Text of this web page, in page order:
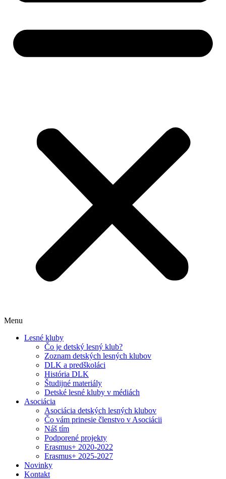
Menu
Lesné kluby
Čo je detský lesný klub?
Zoznam detských lesných klubov
DLK a predškoláci
História DLK
Študijné materiály
Detské lesné kluby v médiách
Asociácia
Asociácia detských lesných klubov
Čo vám prinesie členstvo v Asociácii
Náš tím
Podporené projekty
Erasmus+ 2020-2022
Erasmus+ 2025-2027
Novinky
Kontakt